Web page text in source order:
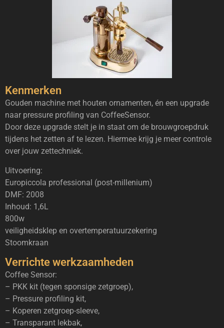
Kenmerken
Gouden machine met houten ornamenten, én een upgrade
naar pressure profiling van CoffeeSensor.
Door deze upgrade stelt je in staat om de brouwgroepdruk
tijdens het zetten af te lezen. Hiermee krijg je meer controle
over jouw zettechniek.
Uitvoering:
Europiccola professional (post-millenium)
DMF: 2008
Inhoud: 1,6L
800w
veiligheidsklep en overtemperatuurzekering
Stoomkraan
Verrichte werkzaamheden
Coffee Sensor:
– PKK kit (tegen sponsige zetgroep),
– Pressure profiling kit,
– Koperen zetgroep-sleeve,
– Transparant lekbak,